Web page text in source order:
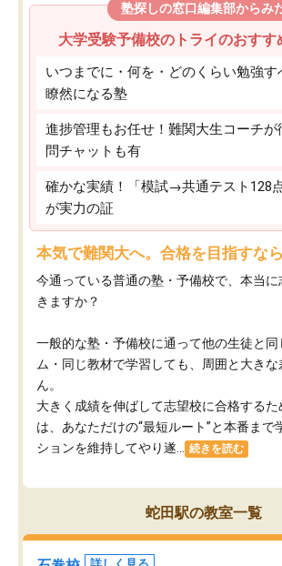
塾探しの窓口編集部からみ
大学受験予備校のトライのおすす
いつまでに・何を・どのくらい勉強す
瞭然になる塾
進捗管理もお任せ！難関大生コーチが
問チャットも有
確かな実績！「模試→共通テスト128
が実力の証
本気で難関大へ。合格を目指すなら
今通っている普通の塾・予備校で、本当
きますか？
一般的な塾・予備校に通って他の生徒と同
ム・同じ教材で学習しても、周囲と大き
ん。
大きく成績を伸ばして志望校に合格する
は、あなただけの“最短ルート”と本番まで
ションを維持してやり遂...
続きを読む
蛇田駅の教室一覧